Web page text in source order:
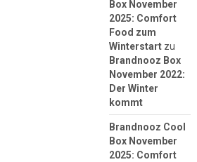
Box November
2025: Comfort
Food zum
Winterstartzu
Brandnooz Box
November 2022:
Der Winter
kommt
Brandnooz Cool
Box November
2025: Comfort